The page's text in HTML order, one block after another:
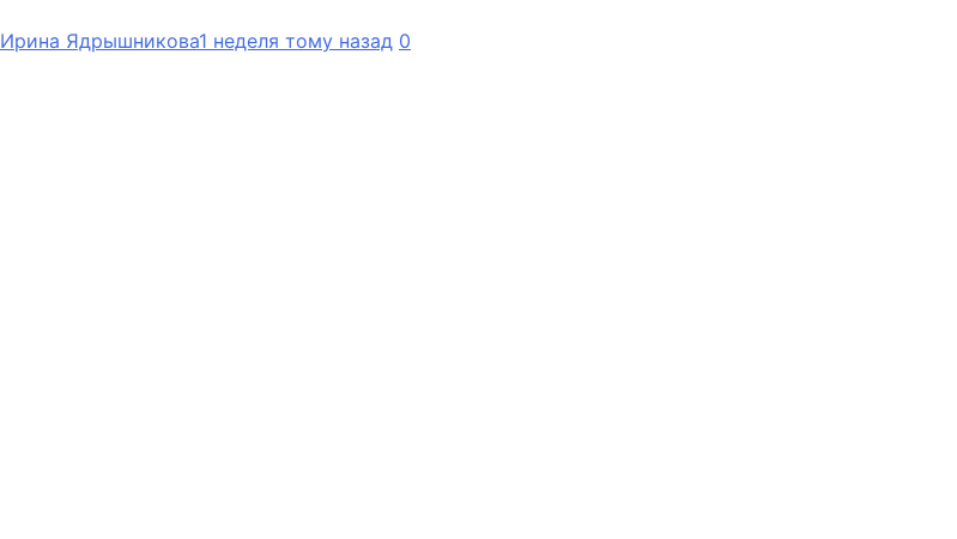
Ирина Ядрышникова1 неделя тому назад 0